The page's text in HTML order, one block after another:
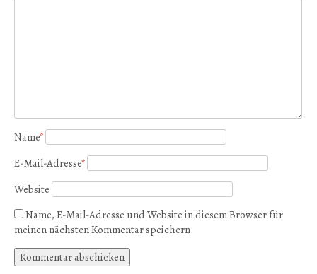
Name*
E-Mail-Adresse*
Website
Name, E-Mail-Adresse und Website in diesem Browser für
meinen nächsten Kommentar speichern.